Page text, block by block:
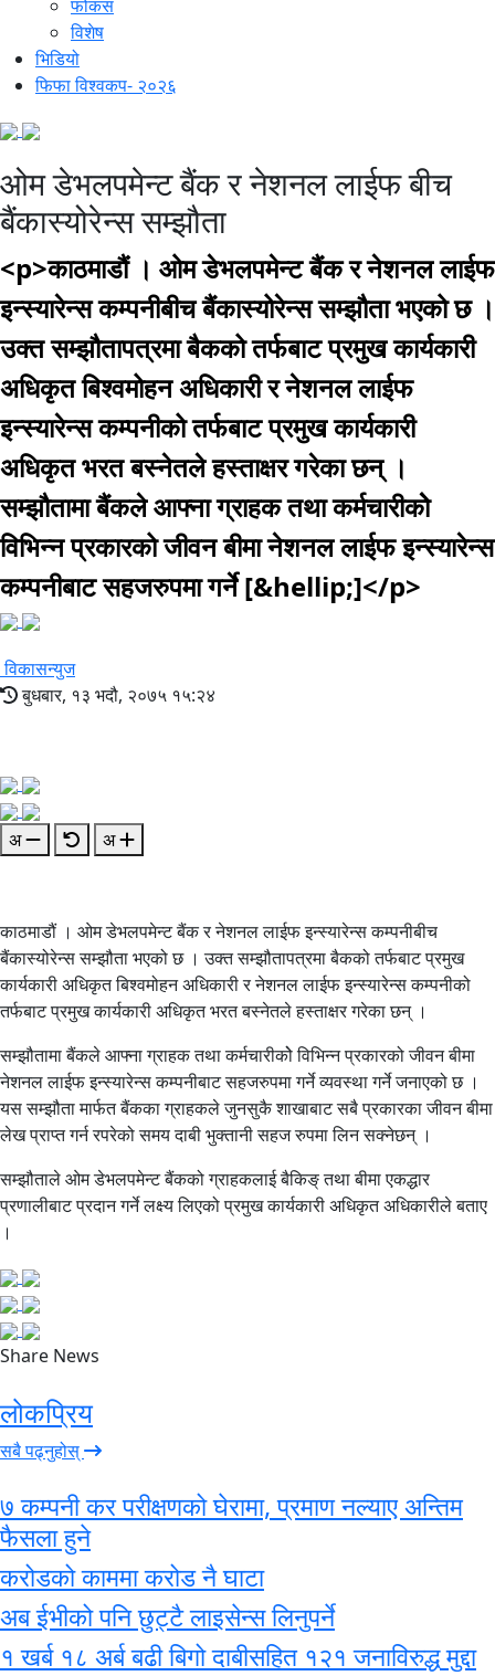
फोकस
विशेष
भिडियो
फिफा विश्वकप- २०२६
ओम डेभलपमेन्ट बैंक र नेशनल लाईफ बीच
बैंकास्योरेन्स सम्झौता
<p>काठमाडौं । ओम डेभलपमेन्ट बैंक र नेशनल लाईफ
इन्स्यारेन्स कम्पनीबीच बैंकास्योरेन्स सम्झौता भएको छ ।
उक्त सम्झौतापत्रमा बैकको तर्फबाट प्रमुख कार्यकारी
अधिकृत बिश्वमोहन अधिकारी र नेशनल लाईफ
इन्स्यारेन्स कम्पनीको तर्फबाट प्रमुख कार्यकारी
अधिकृत भरत बस्नेतले हस्ताक्षर गरेका छन् ।
सम्झौतामा बैंकले आफ्ना ग्राहक तथा कर्मचारीकोे
विभिन्न प्रकारको जीवन बीमा नेशनल लाईफ इन्स्यारेन्स
कम्पनीबाट सहजरुपमा गर्ने [&hellip;]</p>
विकासन्युज
बुधबार, १३ भदौ, २०७५ १५:२४
अ अ
काठमाडौं । ओम डेभलपमेन्ट बैंक र नेशनल लाईफ इन्स्यारेन्स कम्पनीबीच
बैंकास्योरेन्स सम्झौता भएको छ । उक्त सम्झौतापत्रमा बैकको तर्फबाट प्रमुख
कार्यकारी अधिकृत बिश्वमोहन अधिकारी र नेशनल लाईफ इन्स्यारेन्स कम्पनीको
तर्फबाट प्रमुख कार्यकारी अधिकृत भरत बस्नेतले हस्ताक्षर गरेका छन् ।
सम्झौतामा बैंकले आफ्ना ग्राहक तथा कर्मचारीकोे विभिन्न प्रकारको जीवन बीमा
नेशनल लाईफ इन्स्यारेन्स कम्पनीबाट सहजरुपमा गर्ने व्यवस्था गर्ने जनाएको छ ।
यस सम्झौता मार्फत बैंकका ग्राहकले जुनसुकै शाखाबाट सबै प्रकारका जीवन बीमा
लेख प्राप्त गर्न रपरेको समय दाबी भुक्तानी सहज रुपमा लिन सक्नेछन् ।
सम्झौताले ओम डेभलपमेन्ट बैंकको ग्राहकलाई बैकिङ् तथा बीमा एकद्धार
प्रणालीबाट प्रदान गर्ने लक्ष्य लिएको प्रमुख कार्यकारी अधिकृत अधिकारीले बताए
।
Share News
लोकप्रिय
सबै पढ्नुहोस्
७ कम्पनी कर परीक्षणको घेरामा, प्रमाण नल्याए अन्तिम
फैसला हुने
करोडको काममा करोड नै घाटा
अब ईभीको पनि छुट्टै लाइसेन्स लिनुपर्ने
१ खर्ब १८ अर्ब बढी बिगो दाबीसहित १२१ जनाविरुद्ध मुद्दा